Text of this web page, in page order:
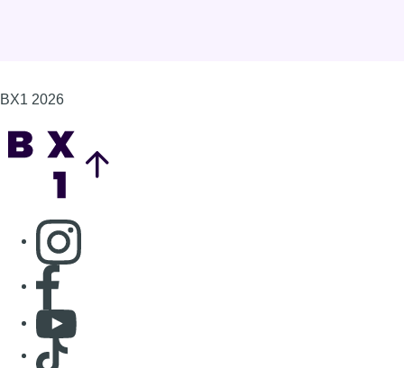
BX1 2026
Consulter page Instagram
Consulter page Facebook
Consulter Youtube
Consulter TikTok